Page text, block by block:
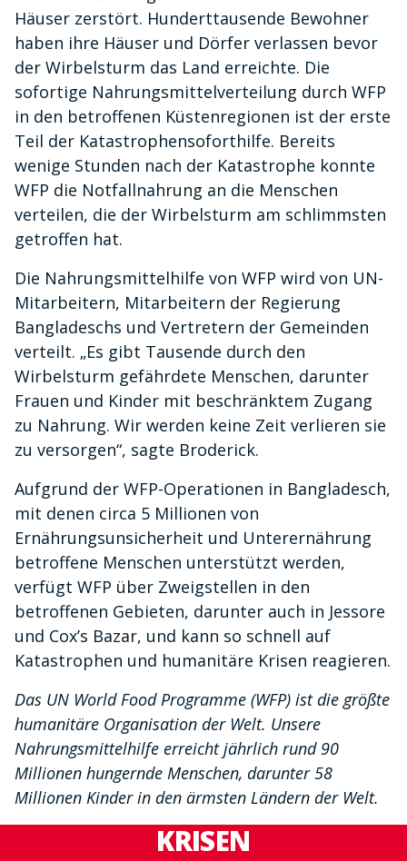
Häuser zerstört. Hunderttausende Bewohner
haben ihre Häuser und Dörfer verlassen bevor
der Wirbelsturm das Land erreichte. Die
sofortige Nahrungsmittelverteilung durch WFP
in den betroffenen Küstenregionen ist der erste
Teil der Katastrophensoforthilfe. Bereits
wenige Stunden nach der Katastrophe konnte
WFP die Notfallnahrung an die Menschen
verteilen, die der Wirbelsturm am schlimmsten
getroffen hat.
Die Nahrungsmittelhilfe von WFP wird von UN-
Mitarbeitern, Mitarbeitern der Regierung
Bangladeschs und Vertretern der Gemeinden
verteilt. „Es gibt Tausende durch den
Wirbelsturm gefährdete Menschen, darunter
Frauen und Kinder mit beschränktem Zugang
zu Nahrung. Wir werden keine Zeit verlieren sie
zu versorgen“, sagte Broderick.
Aufgrund der WFP-Operationen in Bangladesch,
mit denen circa 5 Millionen von
Ernährungsunsicherheit und Unterernährung
betroffene Menschen unterstützt werden,
verfügt WFP über Zweigstellen in den
betroffenen Gebieten, darunter auch in Jessore
und Cox’s Bazar, und kann so schnell auf
Katastrophen und humanitäre Krisen reagieren.
Das UN World Food Programme (WFP) ist die größte
humanitäre Organisation der Welt. Unsere
Nahrungsmittelhilfe erreicht jährlich rund 90
Millionen hungernde Menschen, darunter 58
Millionen Kinder in den ärmsten Ländern der Welt.
KRISEN